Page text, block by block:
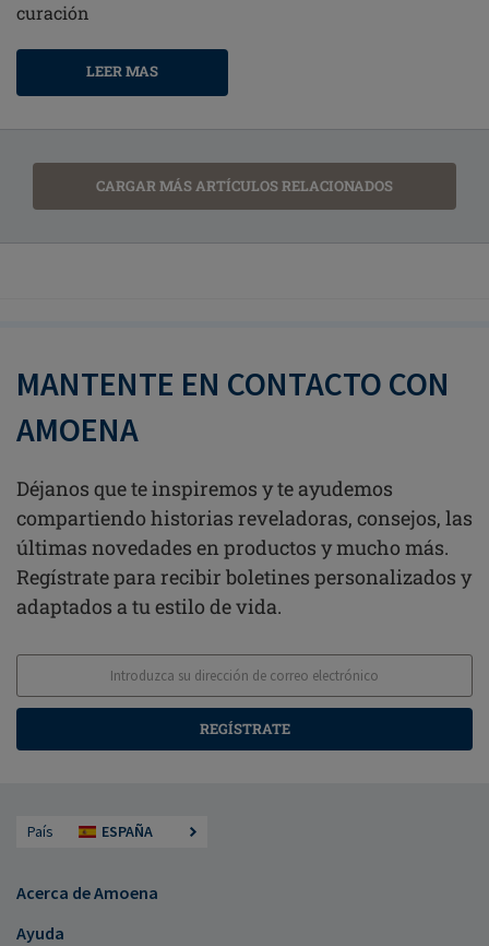
curación
LEER MAS
CARGAR MÁS ARTÍCULOS RELACIONADOS
MANTENTE EN CONTACTO CON
AMOENA
Déjanos que te inspiremos y te ayudemos
compartiendo historias reveladoras, consejos, las
últimas novedades en productos y mucho más.
Regístrate para recibir boletines personalizados y
adaptados a tu estilo de vida.
REGÍSTRATE
País ESPAÑA
Acerca de Amoena
Ayuda